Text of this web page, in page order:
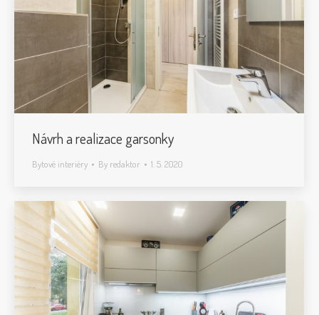
Návrh a realizace garsonky
Bytové interiéry By redaktor 1. 5. 2020